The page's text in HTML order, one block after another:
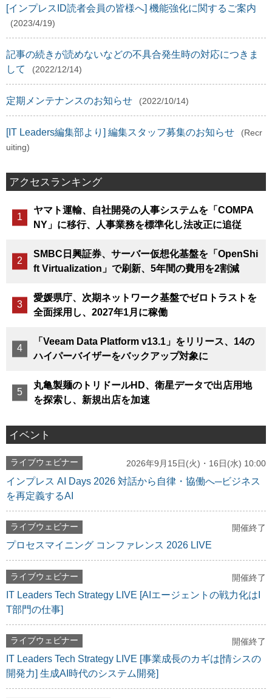
[インプレスID読者会員の皆様へ] 機能強化に関するご案内
(2023/4/19)
記事の続きが読めないなどの不具合発生時の対応につきま
して
(2022/12/14)
定期メンテナンスのお知らせ (2022/10/14)
[IT Leaders編集部より] 編集スタッフ募集のお知らせ
(Recr
uiting)
アクセスランキング
ヤマト運輸、自社開発の人事システムを「COMPA
NY」に移行、人事業務を標準化し法改正に追従
SMBC日興証券、サーバー仮想化基盤を「OpenShi
ft Virtualization」で刷新、5年間の費用を2割減
愛媛県庁、次期ネットワーク基盤でゼロトラストを
全面採用し、2027年1月に稼働
「Veeam Data Platform v13.1」をリリース、14の
ハイパーバイザーをバックアップ対象に
丸亀製麺のトリドールHD、衛星データで出店用地
を探索し、新規出店を加速
イベント
ライブウェビナー 2026年9月15日(火)・16日(水) 10:00
インプレス AI Days 2026 対話から自律・協働へ─ビジネス
を再定義するAI
ライブウェビナー 開催終了
プロセスマイニング コンファレンス 2026 LIVE
ライブウェビナー 開催終了
IT Leaders Tech Strategy LIVE [AIエージェントの戦力化はI
T部門の仕事]
ライブウェビナー 開催終了
IT Leaders Tech Strategy LIVE [事業成長のカギは[情シスの
開発力] 生成AI時代のシステム開発]